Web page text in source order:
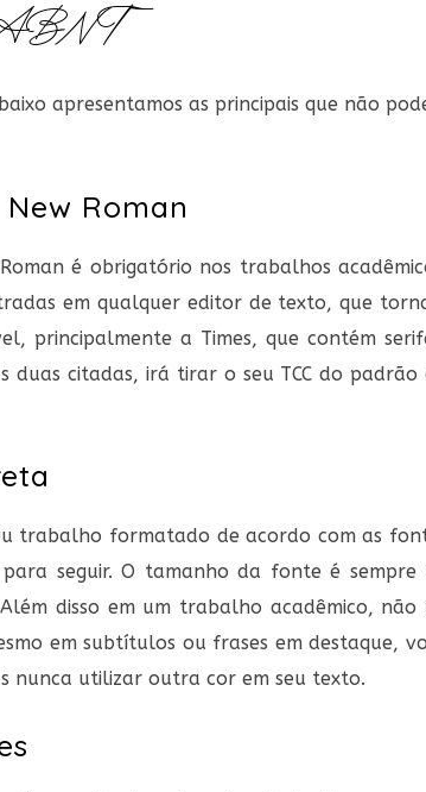
apresentamos as principais que não
Roman
é obrigatório nos trabalhos
em qualquer editor de texto, que
principalmente a Times, que contém
duas citadas, irá tirar o seu TCC do padrão
trabalho formatado de acordo com as
seguir. O tamanho da fonte é sempre
disso em um trabalho acadêmico, não
em subtítulos ou frases em destaque,
nunca utilizar outra cor em seu texto.